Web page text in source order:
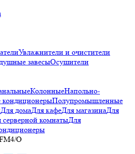
Увлажнители и очистители
завесыОсушители
КолонныеНапольно-
Полупромышленные
Для домаДля кафеДля магазинаДля
серверной комнатыДля
O